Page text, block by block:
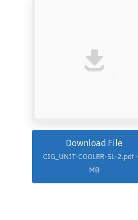
Download File
CIG_UNIT-COOLER-SL-2.pdf
MB